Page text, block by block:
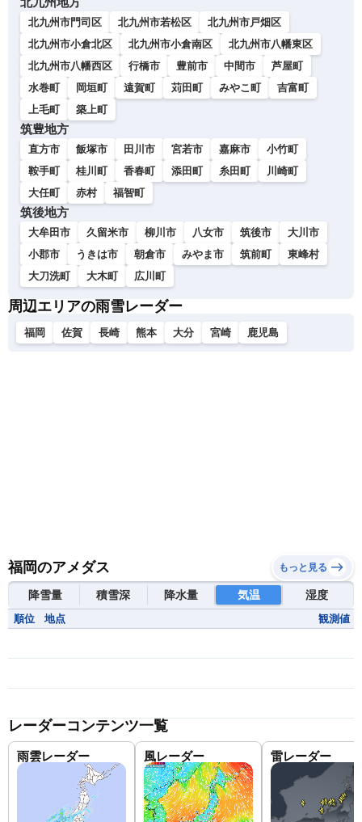
北九州市門司区 北九州市若松区
北九州市戸畑区
北九州市小倉北区
北九州市小倉南区
北九州市八幡東区
北九州市八幡西区
行橋市 豊前市 中間市
芦屋町
水巻町
岡垣町 遠賀町 苅田町 みやこ町
吉富町
上毛町
築上町
筑豊地方
直方市 飯塚市 田川市 宮若市 嘉麻市
小竹町
鞍手町
桂川町 香春町 添田町 糸田町
川崎町
大任町
赤村 福智町
筑後地方
大牟田市 久留米市 柳川市 八女市 筑後市
大川市
小郡市
うきは市 朝倉市 みやま市 筑前町
東峰村
大刀洗町
大木町 広川町
周辺エリアの雨雪レーダー
福岡 佐賀 長崎 熊本 大分 宮崎 鹿児島
福岡のアメダス もっと見る
降雪量 積雪深 降水量 気温 湿度
順位 地点 観測値
レーダーコンテンツ一覧
雨雲レーダー 風レーダー 雷レーダー